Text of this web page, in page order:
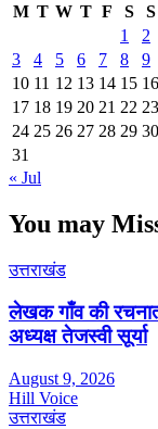
M T W T F S
S
1
2
3
4 5 6 7 8
9
10 11 12 13 14 15 16
17 18 19 20 21 22 23
24 25 26 27 28 29 30
31
« Jul
You may
उत्तराखंड
लेखक गाँव की
अध्यक्ष तेजस्वी सूर्या
August 9, 2026
Hill Voice
उत्तराखंड